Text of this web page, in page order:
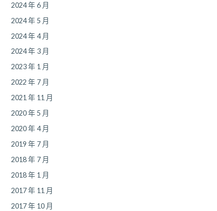
2024 年 6 月
2024 年 5 月
2024 年 4 月
2024 年 3 月
2023 年 1 月
2022 年 7 月
2021 年 11 月
2020 年 5 月
2020 年 4 月
2019 年 7 月
2018 年 7 月
2018 年 1 月
2017 年 11 月
2017 年 10 月